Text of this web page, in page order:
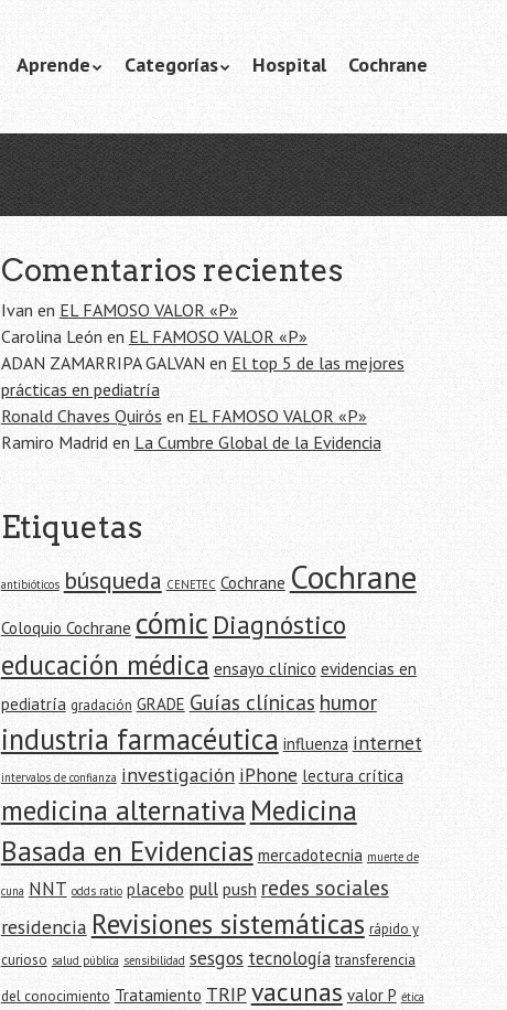
Aprende Categorías Hospital Cochrane
Comentarios recientes
Ivanen EL FAMOSO VALOR «P»
Carolina León en EL FAMOSO VALOR «P»
ADAN ZAMARRIPA GALVANen El top 5 de las mejores
prácticas en pediatría
Ronald Chaves Quirós en EL FAMOSO VALOR «P»
Ramiro Madriden La Cumbre Global de la Evidencia
Etiquetas
antibióticos búsqueda CENETEC Cochrane Cochrane
Coloquio Cochrane cómic Diagnóstico
educación médica ensayo clínico evidencias en
pediatría gradación GRADE Guías clínicas humor
industria farmacéutica influenza internet
intervalos de confianza investigación iPhone lectura crítica
medicina alternativaMedicina
Basada en Evidencias mercadotecnia muerte de
cuna NNT odds ratio placebo pull push redes sociales
residencia Revisiones sistemáticas rápido y
curioso salud pública sensibilidad sesgos tecnología transferencia
del conocimiento Tratamiento TRIPvacunas valor P ética